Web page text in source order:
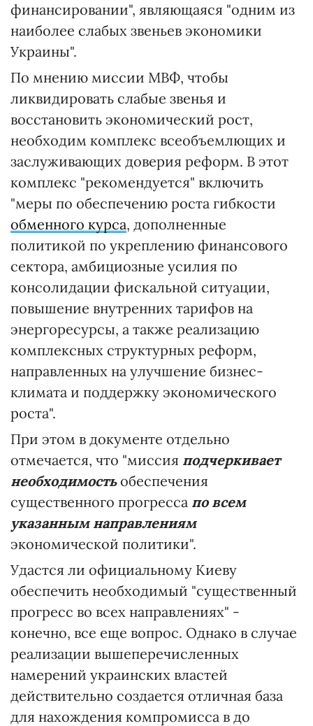
финансировании", являющаяся "одним из
наиболее слабых звеньев экономики
Украины".
По мнению миссии МВФ, чтобы
ликвидировать слабые звенья и
восстановить экономический рост,
необходим комплекс всеобъемлющих и
заслуживающих доверия реформ. В этот
комплекс "рекомендуется" включить
"меры по обеспечению роста гибкости
обменного курса, дополненные
политикой по укреплению финансового
сектора, амбициозные усилия по
консолидации фискальной ситуации,
повышение внутренних тарифов на
энергоресурсы, а также реализацию
комплексных структурных реформ,
направленных на улучшение бизнес-
климата и поддержку экономического
роста".
При этом в документе отдельно
отмечается, что "миссия подчеркивает
необходимостьобеспечения
существенного прогресса по всем
указанным направлениям
экономической политики".
Удастся ли официальному Киеву
обеспечить необходимый "существенный
прогресс во всех направлениях" -
конечно, все еще вопрос. Однако в случае
реализации вышеперечисленных
намерений украинских властей
действительно создается отличная база
для нахождения компромисса в до